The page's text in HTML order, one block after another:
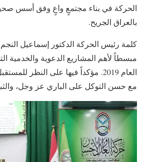
الحركة في بناء مجتمعٍ واعٍ وفق أسس
بالعراق الجريح.
كلمة رئيس الحركة الدكتور إسماعيل
مبسطاً لأهم المشاريع الدعوية والخدمية
العام 2019. مؤكداً فيها على النظر
مع حسن التوكل على الباري عز وجل،